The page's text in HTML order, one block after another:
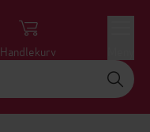
Handlekurv